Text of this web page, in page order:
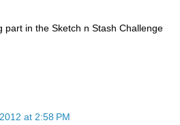
part in the Sketch n Stash Challenge
at 2:58 PM